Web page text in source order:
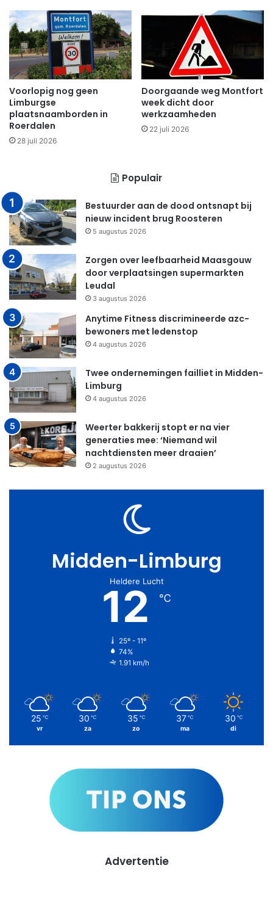
Voorlopig nog geen
Limburgse
plaatsnaamborden in
Roerdalen
28 juli 2026
Doorgaande weg Montfort
week dicht door
werkzaamheden
22 juli 2026
Populair
Bestuurder aan de dood ontsnapt bij
nieuw incident brug Roosteren
5 augustus 2026
Zorgen over leefbaarheid Maasgouw
door verplaatsingen supermarkten
Leudal
3 augustus 2026
Anytime Fitness discrimineerde azc-
bewoners met ledenstop
4 augustus 2026
Twee ondernemingen failliet in Midden-
Limburg
4 augustus 2026
Weerter bakkerij stopt er na vier
generaties mee: ‘Niemand wil
nachtdiensten meer draaien’
2 augustus 2026
Midden-Limburg
Heldere Lucht
12 ℃
25º - 11º
74%
1.91 km/h
25 ℃
vr
30 ℃
za
35 ℃
zo
37 ℃
ma
30 ℃
di
Advertentie